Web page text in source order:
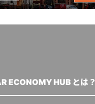
ECONOMY HUB とは？